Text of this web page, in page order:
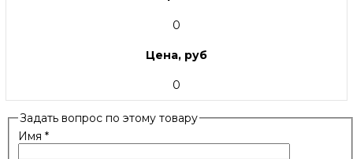
0
Цена, руб
0
Задать вопрос по этому товару
Имя *